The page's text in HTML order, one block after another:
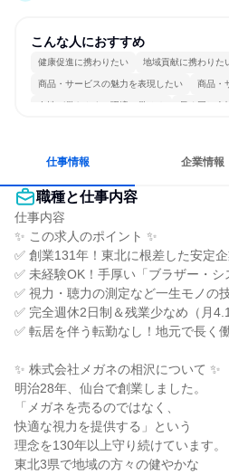
こんな人におすすめ
健康促進に携わりたい 地域貢献に携わりた
商品・サービスの魅力を表現したい 商品・
女性が働きやすい環境で働ける 長く同じ会
仕事情報 企業情報
職種と仕事内容
仕事内容
✨ この求人のポイント ✨
✅ 創業131年！東北に根差した安定
✅ 未経験OK！手厚い「ブラザー・シ
✅ 視力・聴力の測定など一生モノの
✅ 完全週休2日制＆残業少なめ（月
✅ 転居を伴う転勤なし！地元で長く
✨ 株式会社メガネの相沢について ✨
明治28年、仙台で創業しました。
「メガネを売るのではなく、
快適な視力を提供する」という
理念を130年以上守り続けています。
東北3県で地域の方々の健やかな